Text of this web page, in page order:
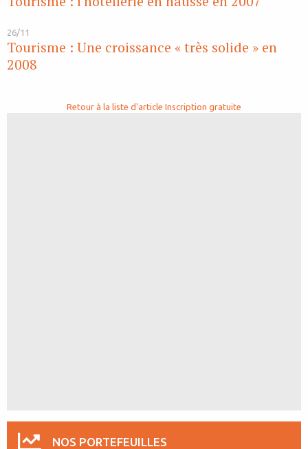
26/11
Tourisme : Une croissance « très solide » en
2008
Retour à la liste d'article Inscription gratuite
NOS PORTEFEUILLES